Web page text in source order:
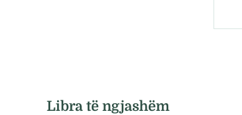
Libra të ngjashëm